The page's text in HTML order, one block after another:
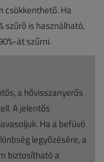
csökkenthető. Ha
szűrő is használható,
át szűrni.
a hővisszanyerős
A jelentős
Ha a befúvó
legyőzésére, a
biztosítható a